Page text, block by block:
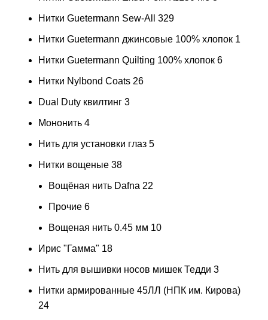
Нитки Guetermann Sew-All 329
Нитки Guetermann джинсовые 100% хлопок 1
Нитки Guetermann Quilting 100% хлопок 6
Нитки Nylbond Coats 26
Dual Duty квилтинг 3
Мононить 4
Нить для установки глаз 5
Нитки вощеные 38
Вощёная нить Dafna 22
Прочие 6
Вощеная нить 0.45 мм 10
Ирис "Гамма" 18
Нить для вышивки носов мишек Тедди 3
Нитки армированные 45ЛЛ (НПК им. Кирова)
24